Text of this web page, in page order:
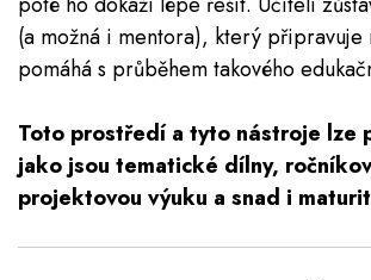
(a možná i mentora), který připravuje
pomáhá s průběhem takového
Toto prostředí a tyto nástroje lze
jako jsou tematické dílny,
projektovou výuku a snad i